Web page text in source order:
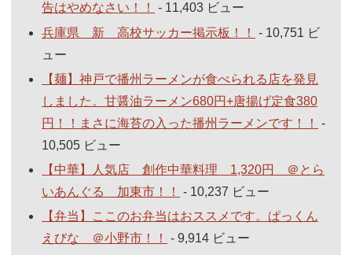
告はやめなさい！！
- 11,403 ビュー
兵庫県 新 高校サッカー掲示板！！
- 10,751 ビ
ュー
【麺】神戸で播州ラーメンが食べられる店を発見
しました。甘醤油ラーメン680円+唐揚げ定食380
円！！まさに海苔の入った播州ラーメンです！！
-
10,505 ビュー
【中華】人気店 創作中華料理 1,320円 ＠とら
いあんぐる 加東市！！
- 10,237 ビュー
【弁当】ここのお弁当はおススメです。ぱっくん
えびな ＠小野市！！
- 9,914 ビュー